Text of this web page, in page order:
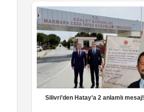
Silivri’den Hatay’a 2 anlamlı mesaj!